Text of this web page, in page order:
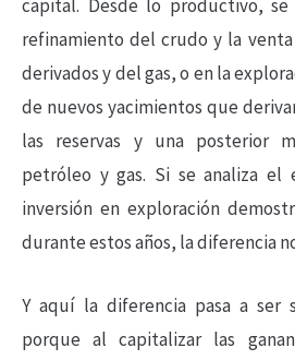
capital. Desde lo productivo,
refinamiento del crudo y la
derivados y del gas, o en la
de nuevos yacimientos que
las reservas y una posterior
petróleo y gas. Si se analiza el
inversión en exploración
durante estos años, la diferencia
Y aquí la diferencia pasa a ser
porque al capitalizar las